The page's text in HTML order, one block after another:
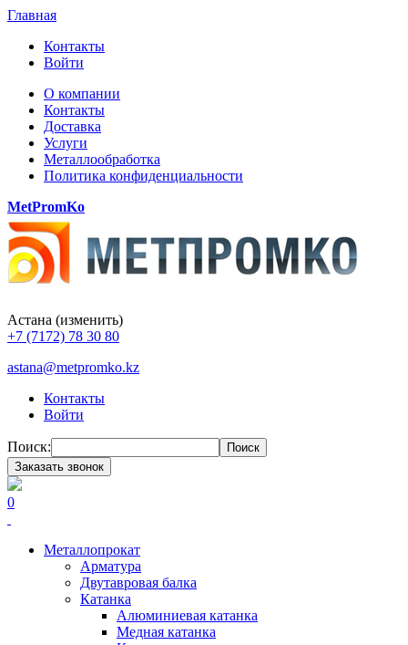
Главная
Контакты
Войти
О компании
Контакты
Доставка
Услуги
Металлообработка
Политика конфиденциальности
MetPromKo
Астана (изменить)
+7 (7172) 78 30 80
astana@metpromko.kz
Контакты
Войти
Поиск:
Поиск
Заказать звонок
0
Металлопрокат
Арматура
Двутавровая балка
Катанка
Алюминиевая катанка
Медная катанка